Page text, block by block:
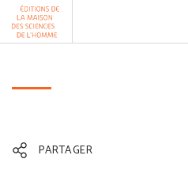
Aller au contenu
PARTAGER
Panneau de gestion des cookies